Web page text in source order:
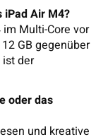
iPad Air M4?
Multi-Core vor
GB gegenüber
der
oder das
und kreative